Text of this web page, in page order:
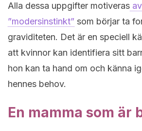
Alla dessa uppgifter motiveras
”modersinstinkt” som börjar ta
graviditeten. Det är en speciell
att kvinnor kan identifiera sitt
hon kan ta hand om och känna
hennes behov.
En mamma som är